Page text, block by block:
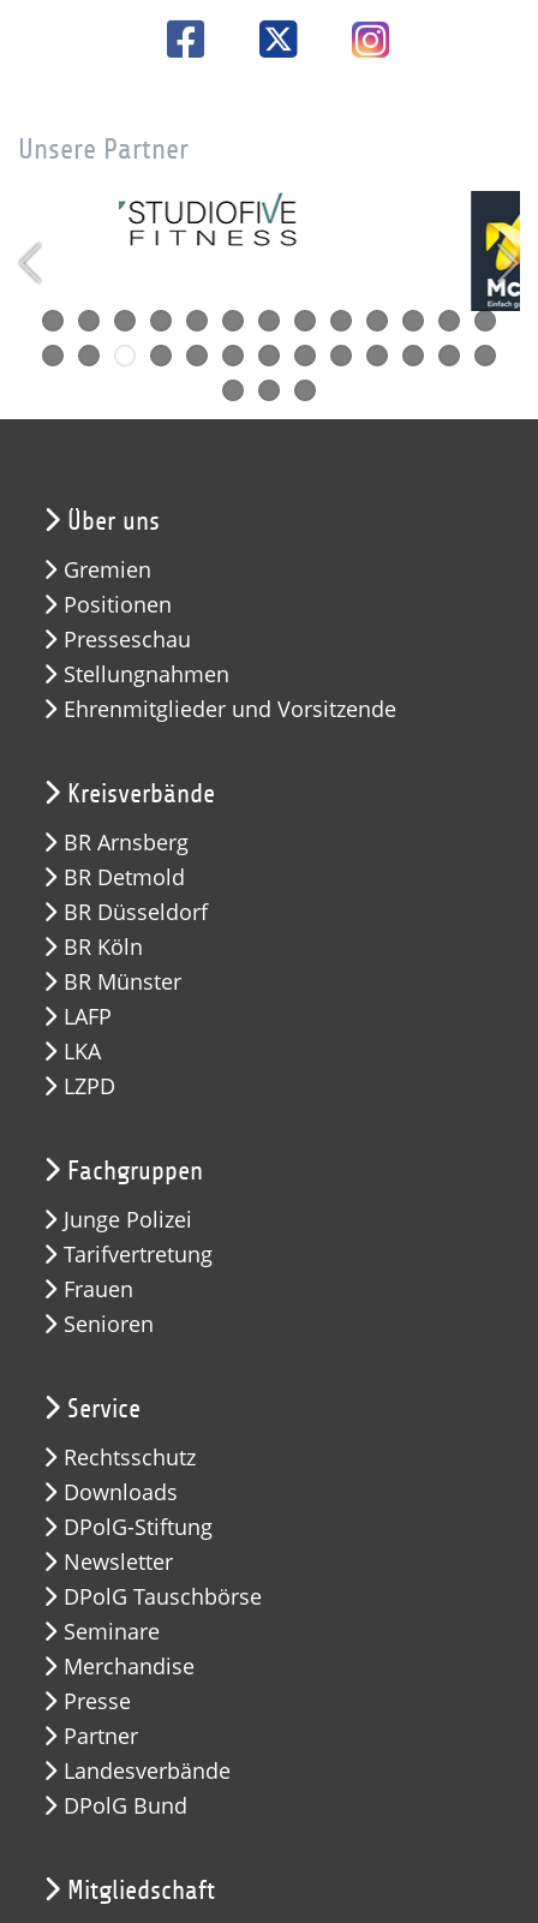
Unsere Partner
Über uns
Gremien
Positionen
Presseschau
Stellungnahmen
Ehrenmitglieder und Vorsitzende
Kreisverbände
BR Arnsberg
BR Detmold
BR Düsseldorf
BR Köln
BR Münster
LAFP
LKA
LZPD
Fachgruppen
Junge Polizei
Tarifvertretung
Frauen
Senioren
Service
Rechtsschutz
Downloads
DPolG-Stiftung
Newsletter
DPolG Tauschbörse
Seminare
Merchandise
Presse
Partner
Landesverbände
DPolG Bund
Mitgliedschaft